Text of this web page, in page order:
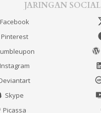
JARINGAN SOCIAL
Facebook
Pinterest
Instagram
Skype
Picassa